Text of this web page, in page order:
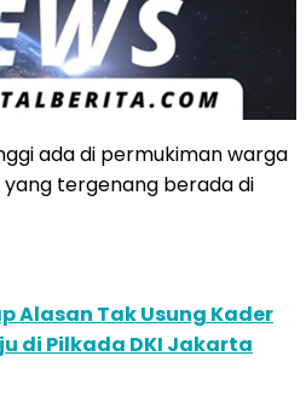
ada di permukiman warga
tergenang berada di
Alasan Tak Usung Kader
di Pilkada DKI Jakarta